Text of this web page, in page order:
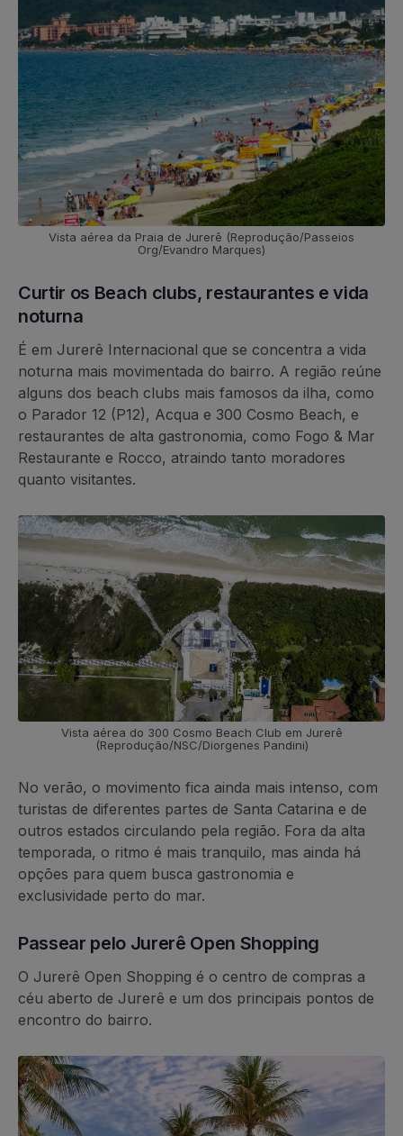
Vista aérea da Praia de Jurerê (Reprodução/Passeios
Org/Evandro Marques)
Curtir os Beach clubs, restaurantes e vida
noturna
É em Jurerê Internacional que se concentra a vida
noturna mais movimentada do bairro. A região reúne
alguns dos beach clubs mais famosos da ilha, como
o Parador 12 (P12), Acqua e 300 Cosmo Beach, e
restaurantes de alta gastronomia, como Fogo & Mar
Restaurante e Rocco, atraindo tanto moradores
quanto visitantes.
Vista aérea do 300 Cosmo Beach Club em Jurerê
(Reprodução/NSC/Diorgenes Pandini)
No verão, o movimento fica ainda mais intenso, com
turistas de diferentes partes de Santa Catarina e de
outros estados circulando pela região. Fora da alta
temporada, o ritmo é mais tranquilo, mas ainda há
opções para quem busca gastronomia e
exclusividade perto do mar.
Passear pelo Jurerê Open Shopping
O Jurerê Open Shopping é o centro de compras a
céu aberto de Jurerê e um dos principais pontos de
encontro do bairro.